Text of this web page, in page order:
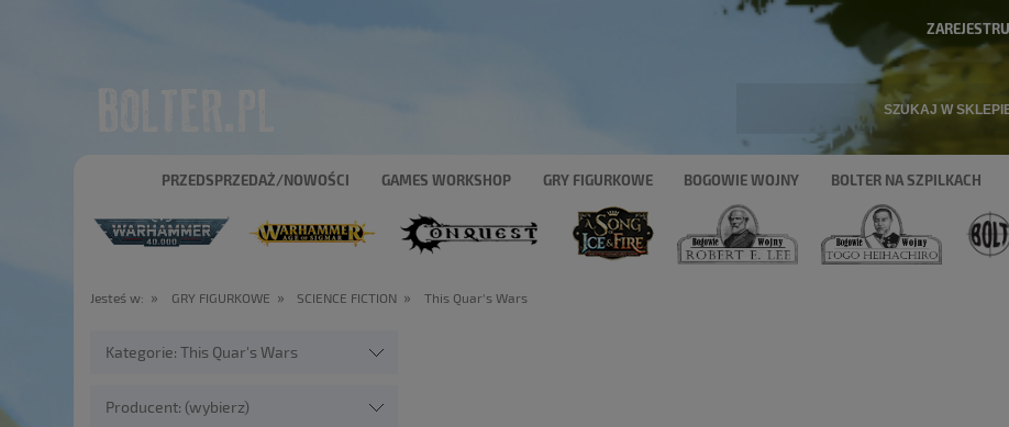
PRZEDSPRZEDAŻ/NOWOŚCI GAMES WORKSHOP GRY FIGURKOWE BOGOWIE WOJNY BOLTER NA SZPILKACH
Jesteś w: » GRY FIGURKOWE » SCIENCE FICTION » This Quar's Wars
Kategorie: This Quar's Wars
Producent: (wybierz)